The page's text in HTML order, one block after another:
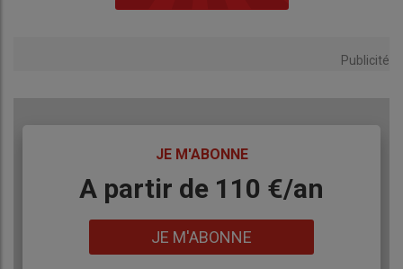
Publicité
JE M'ABONNE
BodyA partir de 110 €/an
JE M'ABONNE